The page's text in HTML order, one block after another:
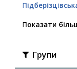
Показати
Групи